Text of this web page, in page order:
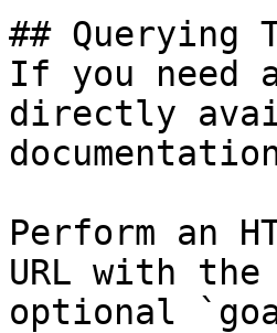
## Querying
If you need
directly
Perform an
URL with
optional